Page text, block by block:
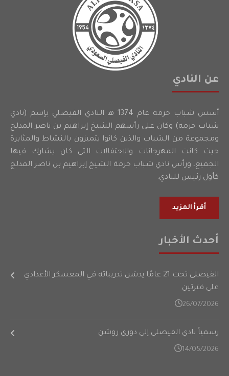
عن النادي
أسس شباب حرمه عام 1374 هـ النادي الفيصلي بإسم (نادي
شباب حرمه) وكان على رأسهم الشيخ إبراهيم بن ناصر المدلج
ومجموعة من الشباب والذين كانوا يتميزون بالنشاط والمثابرة
حيث كانت المهرجانات والاحتفالات التي كان يشارك فيها
الجميع، ورأس نادي شباب حرمة الشيخ إبراهيم بن ناصر المدلج
كأول رئيس للنادي.
أقرأ المزيد
أحدث الأخبار
الفيصلي تحت 21 عامًا يدشن تدريباته في المعسكر الأعدادي
على فترتين
26/07/2026
رسمياً نادي الفيصلي إلى دوري روشن
14/05/2026